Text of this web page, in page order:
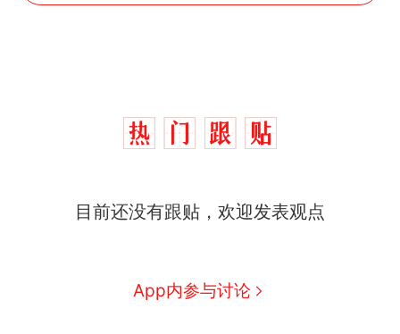
目前还没有跟贴，欢迎发表观点
App内参与讨论